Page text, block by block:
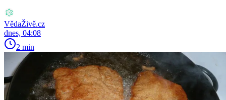
VědaŽivě.cz
dnes, 04:08
2 min